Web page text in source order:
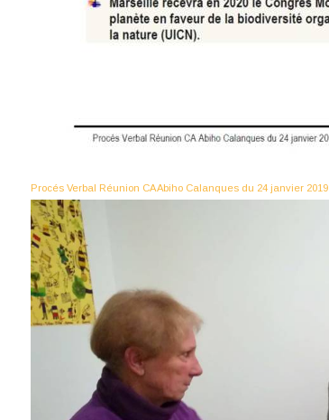
Procés Verbal Réunion CA Abiho Calanques du 24 janvier 2019